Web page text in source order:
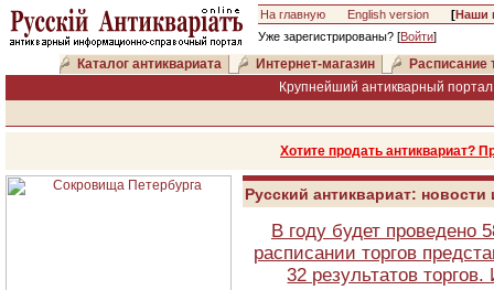
На главную English version [Наши
Уже зарегистрированы? [Войти]
Каталог антиквариата Интернет-магазин
Расписание
Крупнейший антикварный
Хотите продать антиквариат?
Русский антиквариат:
В году будет проведено
расписании торгов
32 результатов